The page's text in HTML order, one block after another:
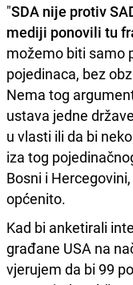
"SDA nije protiv
mediji ponovili tu
možemo biti samo
pojedinaca, bez
Nema tog
ustava jedne
u vlasti ili da bi
iza tog
Bosni i
općenito.
Kad bi anketirali
građane USA na
vjerujem da bi 99